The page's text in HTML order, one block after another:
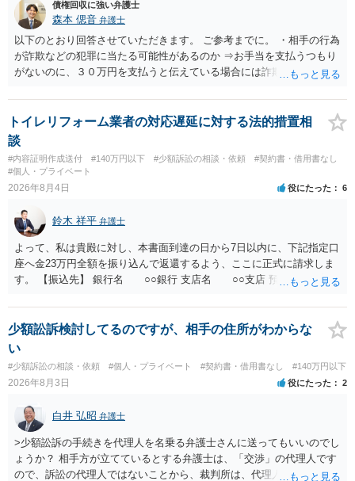
債権回収に強い弁護士
森本 偲音 弁護士
以下のとおり回答させていただきます。 ご参考までに。 ・相手の行為
が詐欺などの犯罪に当たる可能性があるのか ⇒お手当を支払うつもり
がないのに、３０万円を支払うと伝えている場合には詐欺罪に該当す
段が取れるのか ⇒契約に基づく履行請求として３０万円を請求するこ
とが考えられますが、 パパ活の契約は、売春防止法に抵触する契約
であるため、公序良俗に反する契約として 民法上無効（民法９０
条）となるため、相手方に請求できない可能性が高いです。 ・相手の
氏名や住所が分からない状態でも対応可能なのか ⇒訴訟等の裁判上の
手続を利用する場合には、原則として相手方の住所・氏名を把握して
トイレリフォーム業者の対応遅延に対する法的措置相
談
#内容証明作成送付 #140万円以下 #少額訴訟の相談・依頼
#契約書・借用書なし
#個人・プライベート
2026年8月4日 役にたった 6
鈴木 祥平 弁護士
よって、私は貴殿に対し、本書面到達の日から7日以内に、下記指定口
座へ金23万円全額を振り込んで返還するよう、ここに正式に請求しま
す。 【振込先】 銀行名 ○○銀行 支店名 ○○支店 預金種別 普通
されない場合には、貴殿には任意に返金する意思がないものと判断
し、やむを得ず、返還金23万円及びこれに対する遅延損害金の支払い
を求める民事訴訟、支払督促その他必要な法的手続を直ちに講じま
いても併せて請求する予定ですので、あらかじめ申し添えます。 本件
は、貴殿自らが契約を解約したことによって生じた返還義務の履行を
求めるものにすぎません。貴殿の仕入先との取引関係や返金時期など
の内部事情は、私に対する返還義務の発生や履行時期には何ら影響を
及ぼすものではありません。 これ以上、本件の解決を不必要に遅延さ
せることなく、誠意をもって速やかに返金手続を履行されるよう、強
く求めます。 以上
少額訟訴検討してるのですが、相手の住所がわからな
い
#少額訴訟の相談・依頼 #個人・プライベート #契約書・借用書なし #140万円以下
2026年8月3日 役にたった 2
白井 弘昭 弁護士
>少額訟訴の手続きを代理人を名乗る弁護士さんに送ってもいいのでし
ょうか？ 相手方が立てているとする弁護士は、「交渉」の代理人です
ので、訴訟の代理人ではないことから、裁判所は、代理人宛ての訴状